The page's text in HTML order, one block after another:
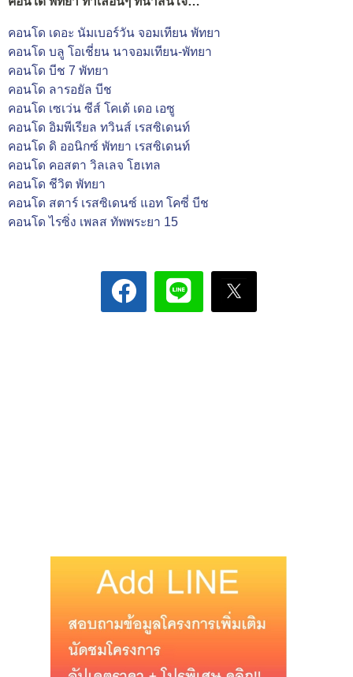
คอนโด เดอะ นัมเบอร์วัน จอมเทียน พัทยา
คอนโด บลู โอเชี่ยน นาจอมเทียน-พัทยา
คอนโด บีช 7 พัทยา
คอนโด ลารอยัล บีช
คอนโด เซเว่น ซีส์ โคเต้ เดอ เอซู
คอนโด อิมพีเรียล ทวินส์ เรสซิเดนท์
คอนโด ดิ ออนิกซ์ พัทยา เรสซิเดนท์
คอนโด คอสตา วิลเลจ โฮเทล
คอนโด ชีวิต พัทยา
คอนโด สตาร์ เรสซิเดนซ์ แอท โคซี่ บีช
คอนโด ไรซิ่ง เพลส ทัพพระยา 15